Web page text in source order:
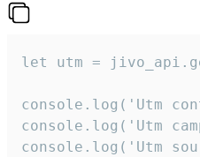
let utm =
console.log('Utm
console.log('Utm
console.log('Utm